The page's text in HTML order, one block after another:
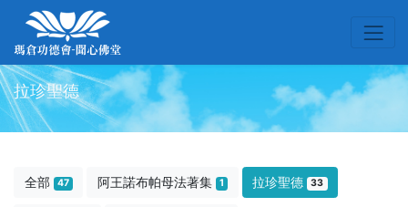
拉珍聖德
全部 47 阿王諾布帕母法著集 1 拉珍聖德 33